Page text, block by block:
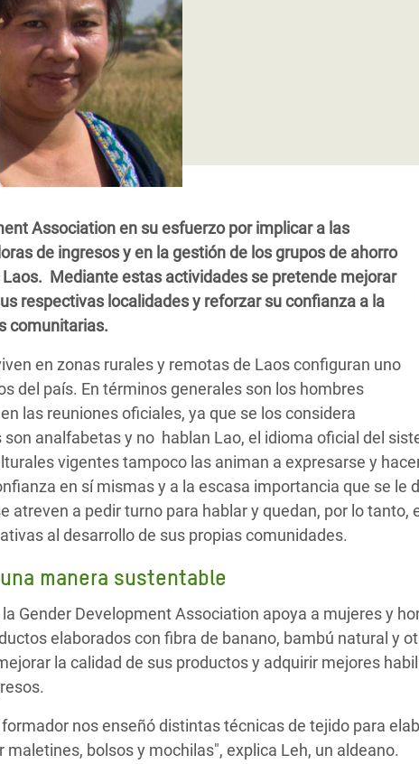
y Alimentaria
Refugiadas
Rohinyá
Association en su esfuerzo por implicar a las
de ingresos y en la gestión de los grupos de ahorro
Mediante estas actividades se pretende mejorar
respectivas localidades y reforzar su confianza a la
comunitarias.
en zonas rurales y remotas de Laos configuran uno
del país. En términos generales son los hombres
las reuniones oficiales, ya que se los considera
analfabetas y no hablan Lao, el idioma oficial del
vigentes tampoco las animan a expresarse y
en sí mismas y a la escasa importancia que se le
atreven a pedir turno para hablar y quedan, por lo tanto,
al desarrollo de sus propias comunidades.
manera sustentable
Gender Development Association apoya a mujeres y
elaborados con fibra de banano, bambú natural y
la calidad de sus productos y adquirir mejores
nos enseñó distintas técnicas de tejido para
bolsos y mochilas", explica Leh, un aldeano.